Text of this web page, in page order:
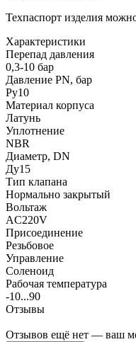
Техпаспорт изделия
Характеристики
Перепад давления
0,3-10 бар
Давление PN, бар
Ру10
Материал корпуса
Латунь
Уплотнение
NBR
Диаметр, DN
Ду15
Тип клапана
Нормально закрытый
Вольтаж
AC220V
Присоединение
Резьбовое
Управление
Соленоид
Рабочая температура
-10...90
Отзывы
Отзывов ещё нет — ваш